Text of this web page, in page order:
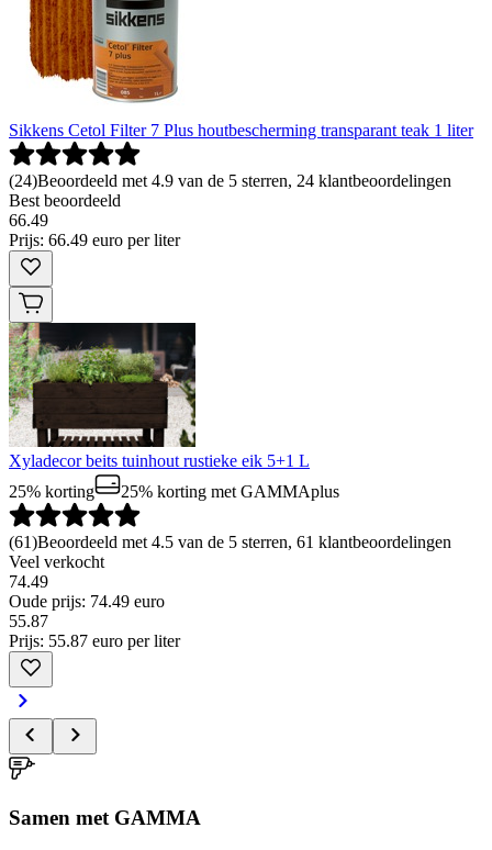
Sikkens Cetol Filter 7 Plus houtbescherming transparant teak 1 liter
(24)Beoordeeld met 4.9 van de 5 sterren, 24 klantbeoordelingen
Best beoordeeld
66.49
Prijs: 66.49 euro per liter
Xyladecor beits tuinhout rustieke eik 5+1 L
25% korting
25% korting met GAMMAplus
(61)Beoordeeld met 4.5 van de 5 sterren, 61 klantbeoordelingen
Veel verkocht
74.49
Oude prijs: 74.49 euro
55.87
Prijs: 55.87 euro per liter
Samen met GAMMA